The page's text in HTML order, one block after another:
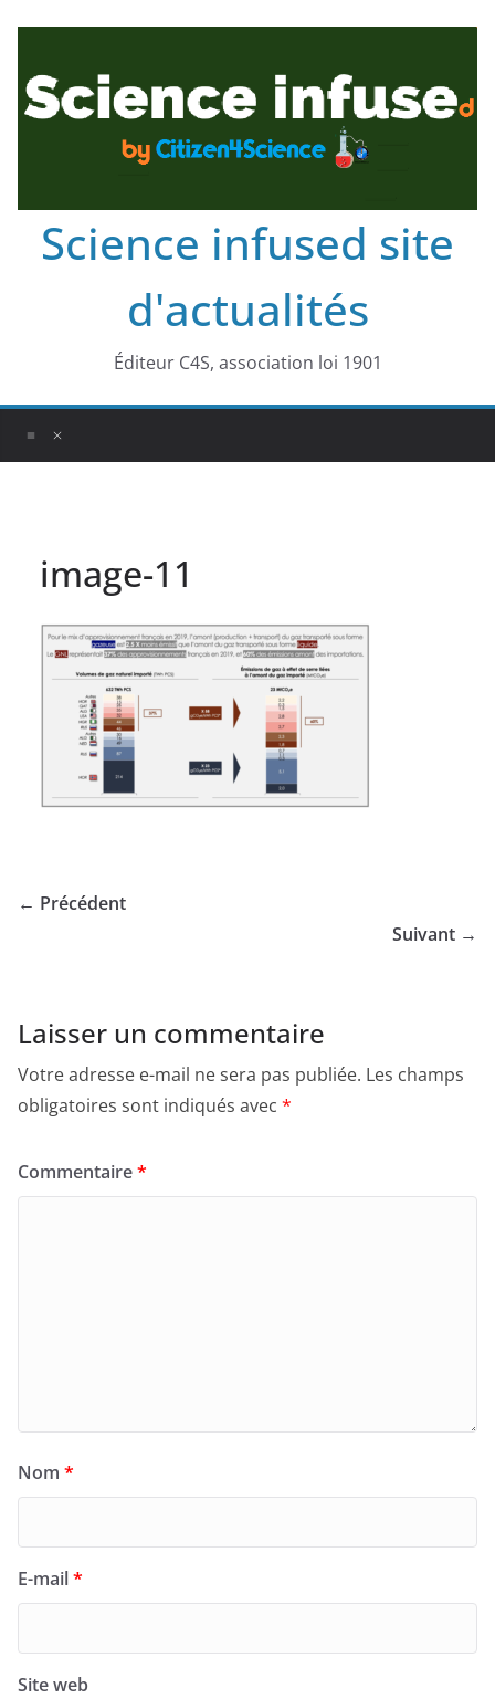
Science infused site
d'actualités
Éditeur C4S, association loi 1901
image-11
← Précédent
Suivant →
Laisser un commentaire
Votre adresse e-mail ne sera pas publiée. Les champs
obligatoires sont indiqués avec *
Commentaire*
Nom *
E-mail*
Site web